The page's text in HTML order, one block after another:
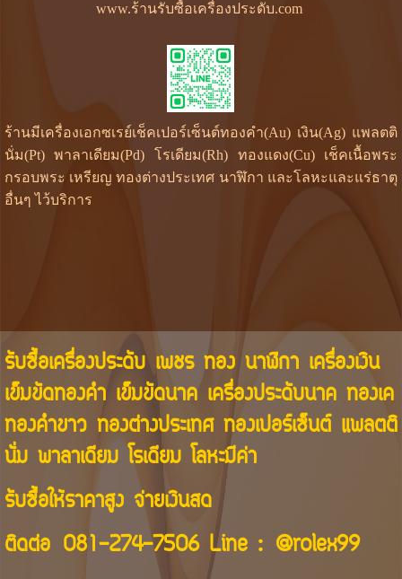
www.ร้านรับซื้อเครื่องประดับ.com
ร้านมีเครื่องเอกซเรย์เช็คเปอร์เซ็นต์ทองคำ(Au) เงิน(Ag) แพลตติ
นั่ม(Pt) พาลาเดียม(Pd) โรเดียม(Rh) ทองแดง(Cu) เช็คเนื้อพระ
กรอบพระ เหรียญ ทองต่างประเทศ นาฬิกา และโลหะและแร่ธาตุ
อื่นๆ ไว้บริการ
รับซื้อเครื่องประดับ เพชร ทอง นาฬิกา เครื่องเงิน
เข็มขัดทองคำ เข็มขัดนาค เครื่องประดับนาค ทองเค
ทองคำขาว ทองต่างประเทศ ทองเปอร์เซ็นต์ แพลตติ
นั่ม พาลาเดียม โรเดียม โลหะมีค่า
รับซื้อให้ราคาสูง จ่ายเงินสด
ติดต่อ 081-274-7506Line : @rolex99